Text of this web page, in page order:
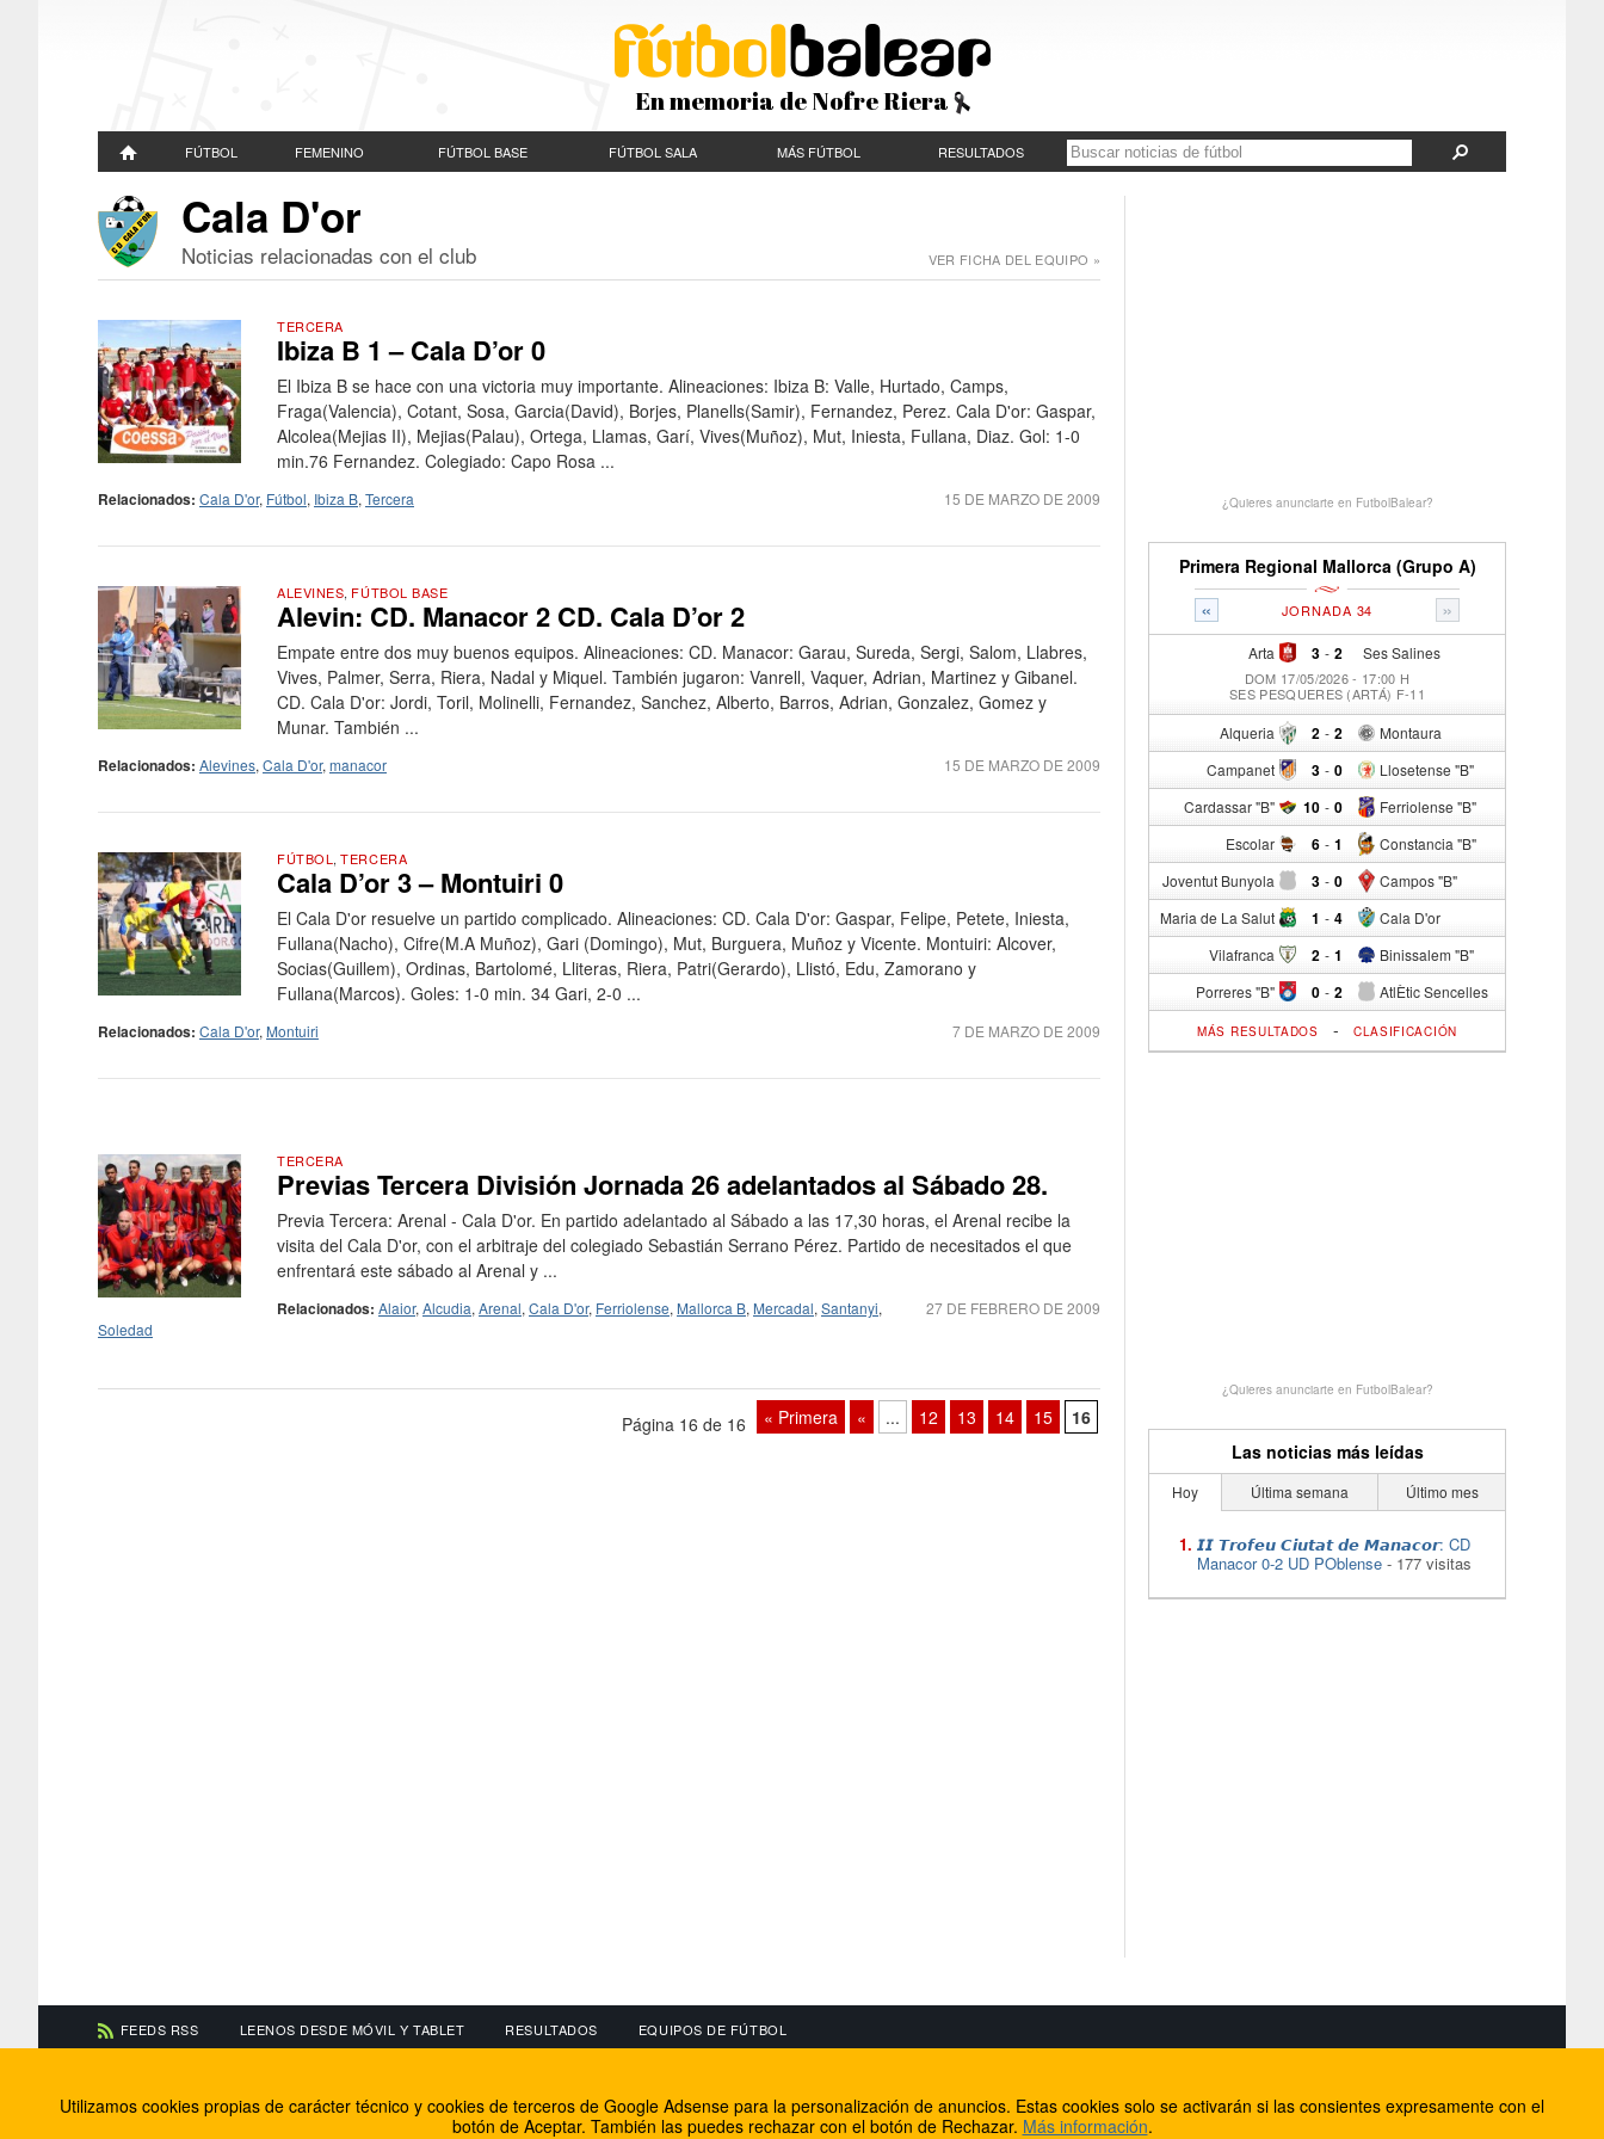
En memoria de Nofre Riera
FÚTBOL FEMENINO FÚTBOL BASE FÚTBOL SALA MÁS FÚTBOL RESULTADOS
Cala D'or
VER FICHA DEL EQUIPO »
Noticias relacionadas con el club
TERCERA
Ibiza B 1 – Cala D’or 0
El Ibiza B se hace con una victoria muy importante. Alineaciones: Ibiza B: Valle, Hurtado, Camps,
Fraga(Valencia), Cotant, Sosa, Garcia(David), Borjes, Planells(Samir), Fernandez, Perez. Cala D'or: Gaspar,
Alcolea(Mejias II), Mejias(Palau), Ortega, Llamas, Garí, Vives(Muñoz), Mut, Iniesta, Fullana, Diaz. Gol: 1-0
min.76 Fernandez. Colegiado: Capo Rosa ...
15 DE MARZO DE 2009
Relacionados: Cala D'or, Fútbol, Ibiza B, Tercera
ALEVINES, FÚTBOL BASE
Alevin: CD. Manacor 2 CD. Cala D’or 2
Empate entre dos muy buenos equipos. Alineaciones: CD. Manacor: Garau, Sureda, Sergi, Salom, Llabres,
Vives, Palmer, Serra, Riera, Nadal y Miquel. También jugaron: Vanrell, Vaquer, Adrian, Martinez y Gibanel.
CD. Cala D'or: Jordi, Toril, Molinelli, Fernandez, Sanchez, Alberto, Barros, Adrian, Gonzalez, Gomez y
Munar. También ...
15 DE MARZO DE 2009
Relacionados: Alevines, Cala D'or, manacor
FÚTBOL ,TERCERA
Cala D’or 3 – Montuiri 0
El Cala D'or resuelve un partido complicado. Alineaciones: CD. Cala D'or: Gaspar, Felipe, Petete, Iniesta,
Fullana(Nacho), Cifre(M.A Muñoz), Gari (Domingo), Mut, Burguera, Muñoz y Vicente. Montuiri: Alcover,
Socias(Guillem), Ordinas, Bartolomé, Lliteras, Riera, Patri(Gerardo), Llistó, Edu, Zamorano y
Fullana(Marcos). Goles: 1-0 min. 34 Gari, 2-0 ...
7 DE MARZO DE 2009
Relacionados: Cala D'or, Montuiri
TERCERA
Previas Tercera División Jornada 26 adelantados al Sábado 28.
Previa Tercera: Arenal - Cala D'or. En partido adelantado al Sábado a las 17,30 horas, el Arenal recibe la
visita del Cala D'or, con el arbitraje del colegiado Sebastián Serrano Pérez. Partido de necesitados el que
enfrentará este sábado al Arenal y ...
27 DE FEBRERO DE 2009
Relacionados: Alaior, Alcudia, Arenal, Cala D'or, Ferriolense, Mallorca B, Mercadal, Santanyi,
Soledad
Página 16 de 16 « Primera « ... 12 13 14 15 16
¿Quieres anunciarte en FutbolBalear?
Primera Regional Mallorca (Grupo A)
« »
JORNADA 34
Arta 3 - Ses Salines
2
DOM 17/05/2026 - 17:00 H
SES PESQUERES (ARTÁ) F-11
Alqueria 2 - Montaura
2
Campanet 3 - Llosetense "B"
0
Cardassar "B" 10 - Ferriolense "B"
0
Escolar 6 - Constancia "B"
1
Joventut Bunyola 3 - Campos "B"
0
Maria de La Salut 1 - Cala D'or
4
Vilafranca 2 - Binissalem "B"
1
Porreres "B" 0 - AtlÈtic Sencelles
2
MÁS RESULTADOS - CLASIFICACIÓN
¿Quieres anunciarte en FutbolBalear?
Las noticias más leídas
Hoy Última semana Último mes
𝙄𝙄 𝙏𝙧𝙤𝙛𝙚𝙪 𝘾𝙞𝙪𝙩𝙖𝙩 𝙙𝙚 𝙈𝙖𝙣𝙖𝙘𝙤𝙧: CD
Manacor 0-2 UD POblense - 177 visitas
FEEDS RSS LEENOS DESDE MÓVIL Y TABLET RESULTADOS EQUIPOS DE FÚTBOL
Información de contacto
El equipo de FútbolBalear
Soluciones Corporativas IP
Facebook
Twitter
Internet Rural Mallorca
Registro de dominios
Utilizamos cookies propias de carácter técnico y cookies de terceros de Google Adsense para la personalización de anuncios. Estas cookies solo se activarán si las consientes expresamente con el
botón de Aceptar. También las puedes rechazar con el botón de Rechazar. Más información.